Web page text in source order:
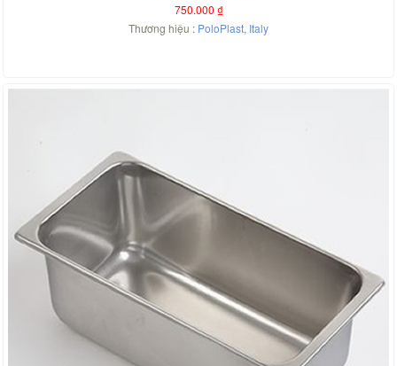
750.000 ₫
Thương hiệu : PoloPlast, Italy